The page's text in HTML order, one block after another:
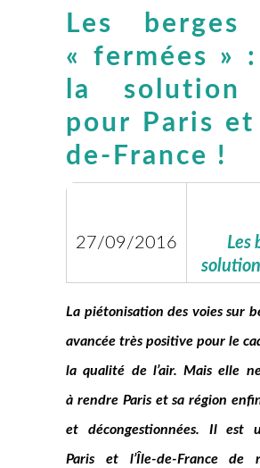
Les berges
« fermées »
la solution
pour Paris et
de-France !
27/09/2016
Les
La piétonisation des voies sur
avancée très positive pour le
la qualité de l’air. Mais elle
à rendre Paris et sa région
et décongestionnées. Il est
Paris et l’Île-de-France de